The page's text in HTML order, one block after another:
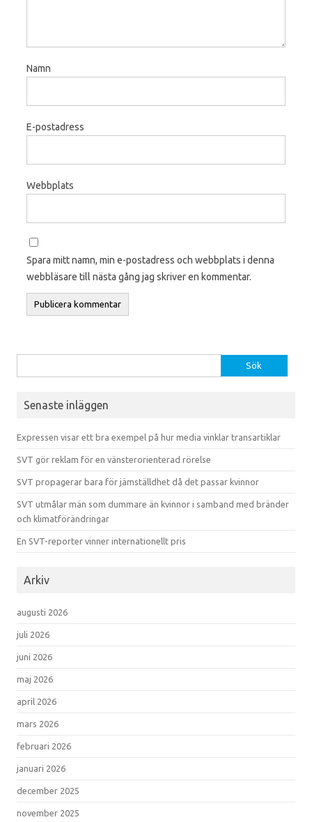
Namn
E-postadress
Webbplats
Spara mitt namn, min e-postadress och webbplats i denna
webbläsare till nästa gång jag skriver en kommentar.
Senaste inläggen
Expressen visar ett bra exempel på hur media vinklar transartiklar
SVT gör reklam för en vänsterorienterad rörelse
SVT propagerar bara för jämställdhet då det passar kvinnor
SVT utmålar män som dummare än kvinnor i samband med bränder
och klimatförändringar
En SVT-reporter vinner internationellt pris
Arkiv
augusti 2026
juli 2026
juni 2026
maj 2026
april 2026
mars 2026
februari 2026
januari 2026
december 2025
november 2025